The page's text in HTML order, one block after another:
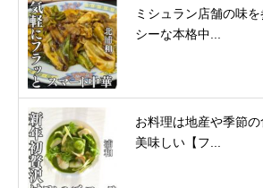
ミシュラン店舗の味
シーな本格中...
お料理は地産や季節
美味しい【フ...